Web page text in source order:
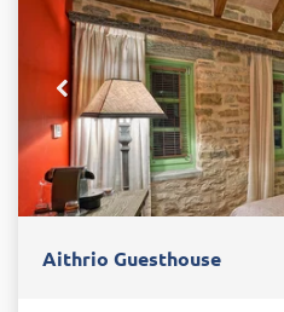
Aithrio Guesthouse